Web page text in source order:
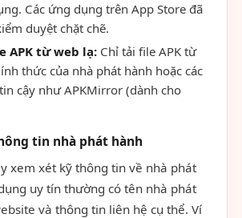
Các ứng dụng trên App Store đã
duyệt chặt chẽ.
APK từ web lạ: Chỉ tải file APK từ
thức của nhà phát hành hoặc các
cậy như APKMirror (dành cho
tin nhà phát hành
xem xét kỹ thông tin về nhà phát
uy tín thường có tên nhà phát
và thông tin liên hệ cụ thể. Ví